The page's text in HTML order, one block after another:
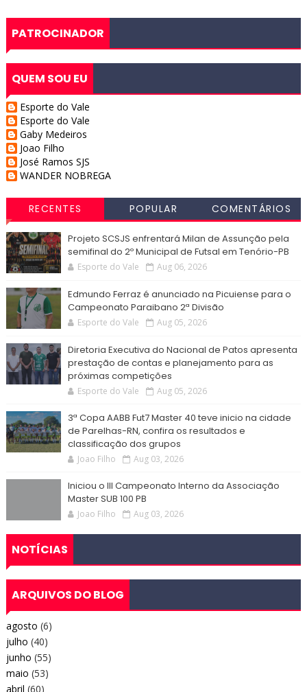
PATROCINADOR
QUEM SOU EU
Esporte do Vale
Esporte do Vale
Gaby Medeiros
Joao Filho
José Ramos SJS
WANDER NOBREGA
RECENTES POPULAR COMENTÁRIOS
Projeto SCSJS enfrentará Milan de Assunção pela
semifinal do 2º Municipal de Futsal em Tenório-PB
Esporte do Vale Aug 06, 2026
Edmundo Ferraz é anunciado na Picuiense para o
Campeonato Paraibano 2ª Divisão
Esporte do Vale Aug 05, 2026
Diretoria Executiva do Nacional de Patos apresenta
prestação de contas e planejamento para as
próximas competições
Esporte do Vale Aug 05, 2026
3ª Copa AABB Fut7 Master 40 teve inicio na cidade
de Parelhas-RN, confira os resultados e
classificação dos grupos
Joao Filho Aug 03, 2026
Iniciou o III Campeonato Interno da Associação
Master SUB 100 PB
Joao Filho Aug 03, 2026
NOTÍCIAS
ARQUIVOS DO BLOG
agosto (6)
julho (40)
junho (55)
maio (53)
abril (60)